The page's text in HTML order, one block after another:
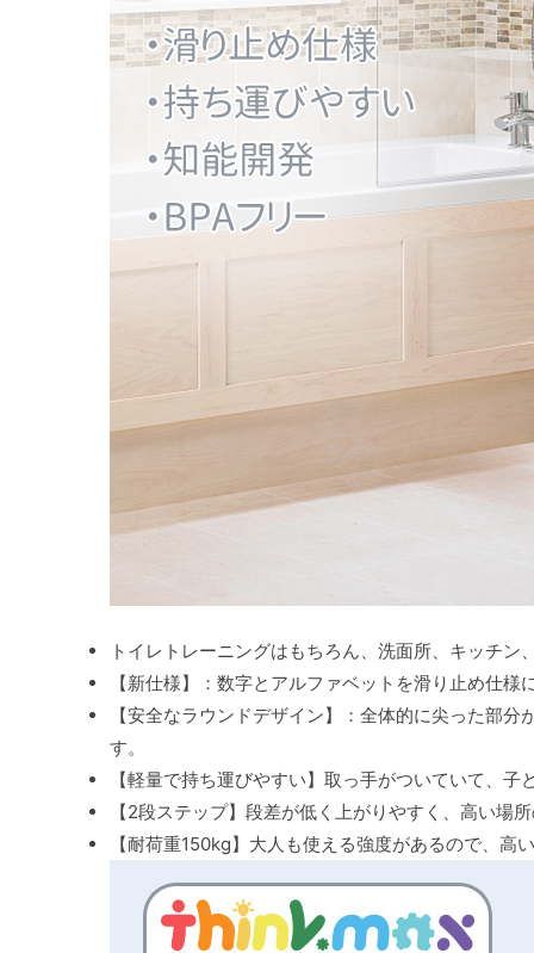
トイレトレーニングはもちろん、洗面所、キッチ
【新仕様】：数字とアルファベットを滑り止め仕
【安全なラウンドデザイン】：全体的に尖った部
す。
【軽量で持ち運びやすい】取っ手がついていて、
【2段ステップ】段差が低く上がりやすく、高い場
【耐荷重150kg】大人も使える強度があるので、